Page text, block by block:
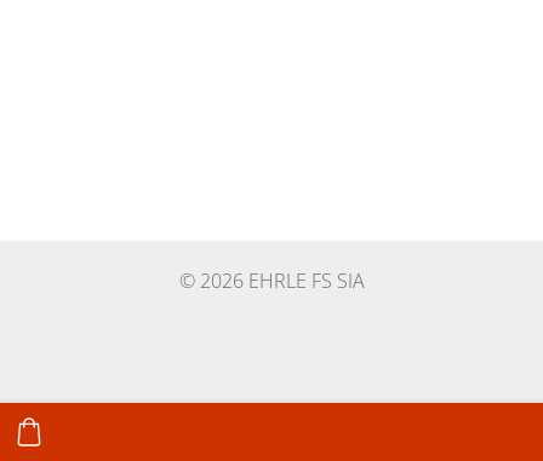
© 2026 EHRLE FS SIA